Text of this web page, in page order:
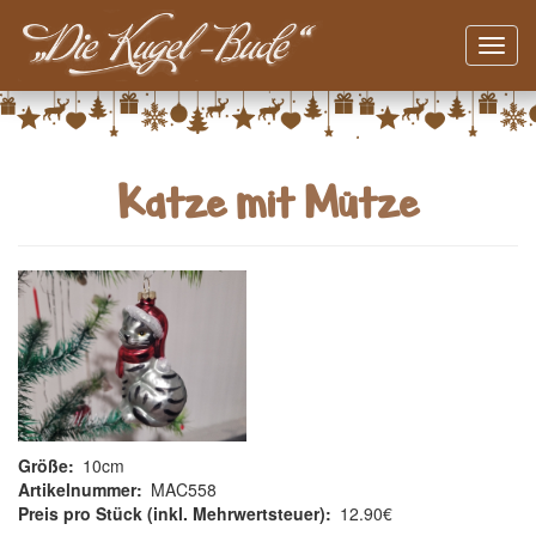
Direkt
zum
Katze mit Mütze
Größe
10cm
Artikelnummer
MAC558
Preis pro Stück (inkl. Mehrwertsteuer)
12.90€